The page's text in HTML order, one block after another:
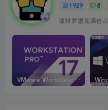
1929 8
VMware Workstation PRO v17.6.4 正式版_虚拟机(带激活密钥)